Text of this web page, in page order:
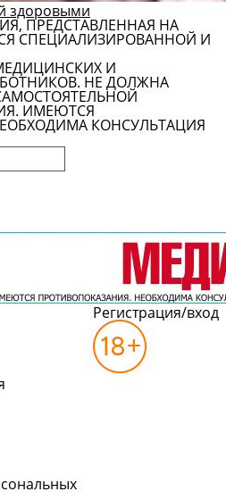
здоровыми
ПРЕДСТАВЛЕННАЯ НА
СПЕЦИАЛИЗИРОВАННОЙ И
И
НЕ ДОЛЖНА
ИМЕЮТСЯ
КОНСУЛЬТАЦИЯ
Регистрация/вход